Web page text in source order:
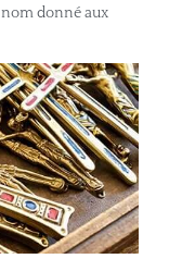
nom donné aux